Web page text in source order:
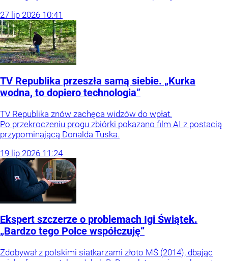
27 lip 2026 10:41
TV Republika przeszła samą siebie. „Kurka
wodna, to dopiero technologia”
TV Republika znów zachęca widzów do wpłat.
Po przekroczeniu progu zbiórki pokazano film AI z postacią
przypominającą Donalda Tuska.
19 lip 2026 11:24
Ekspert szczerze o problemach Igi Świątek.
„Bardzo tego Polce współczuję”
Zdobywał z polskimi siatkarzami złoto MŚ (2014), dbając